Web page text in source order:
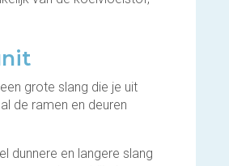
grote slang die je uit
de ramen en deuren
dunnere en langere slang